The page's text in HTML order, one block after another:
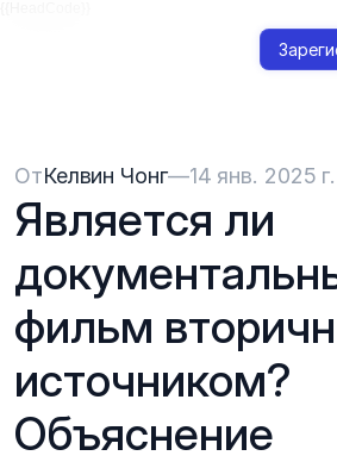
ОтКелвин Чонг—14 янв. 2025 г.
Является ли
фильм
источником?
Объяснение